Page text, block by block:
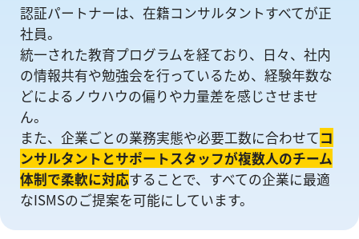
認証パートナーは、在籍コンサルタントすべてが正
社員。
統一された教育プログラムを経ており、日々、社内
の情報共有や勉強会を⾏っているため、経験年数な
どによるノウハウの偏りや⼒量差を感じさせませ
ん。
また、企業ごとの業務実態や必要工数に合わせてコ
ンサルタントとサポートスタッフが複数人のチーム
体制で柔軟に対応することで、すべての企業に最適
なISMSのご提案を可能にしています。